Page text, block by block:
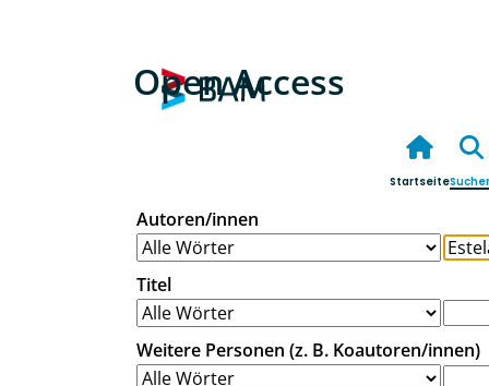
Open Access
Startseite
Autoren/innen
Titel
Weitere Personen (z. B. Koautoren/innen)